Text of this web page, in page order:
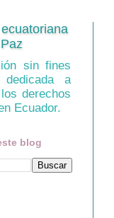
sin fines
a
derechos
Ecuador.
blog